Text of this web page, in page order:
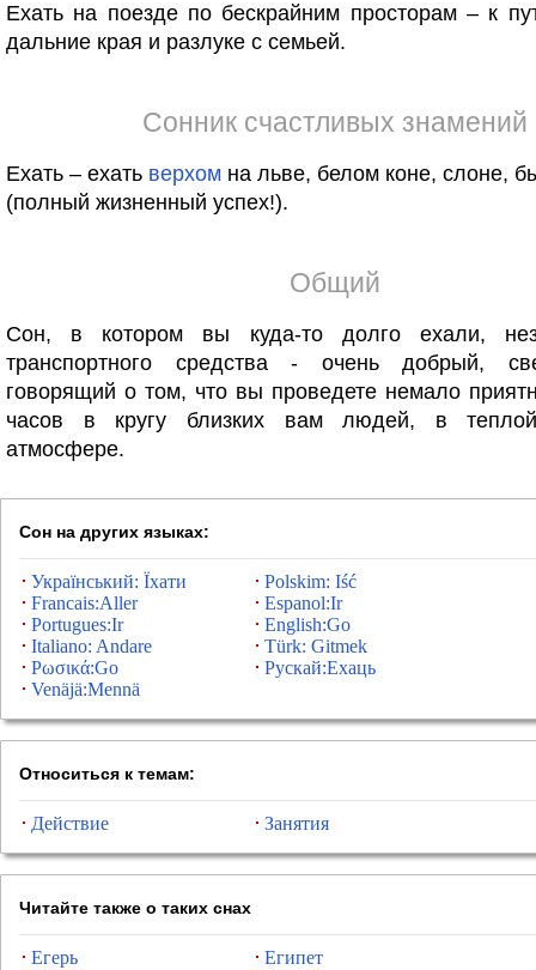
Ехать на поезде по бескрайним просторам – к
дальние края и разлуке с семьей.
Сонник счастливых знамений
Ехать – ехать верхом на льве, белом коне, слоне,
(полный жизненный успех!).
Общий
Сон, в котором вы куда-то долго ехали,
транспортного средства - очень добрый,
говорящий о том, что вы проведете немало
часов в кругу близких вам людей, в
атмосфере.
Сон на других языках:
Український: Їхати
Polskim: Iść
Francais:Aller
Espanol:Ir
Portugues:Ir
English:Go
Italiano: Andare
Türk: Gitmek
Ρωσικά:Go
Рускай:Ехаць
Venäjä:Mennä
Относиться к темам:
Действие Занятия
Читайте также о таких снах
Егерь
Египет